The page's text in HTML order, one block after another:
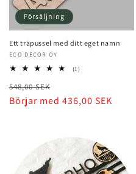
Försäljning
Ett träpussel med ditt eget namn
Säljare:
ECO DECOR OY
(1)1
Normalt
pris
548,00 SEK
pris
Börjar med 436,00 SEK